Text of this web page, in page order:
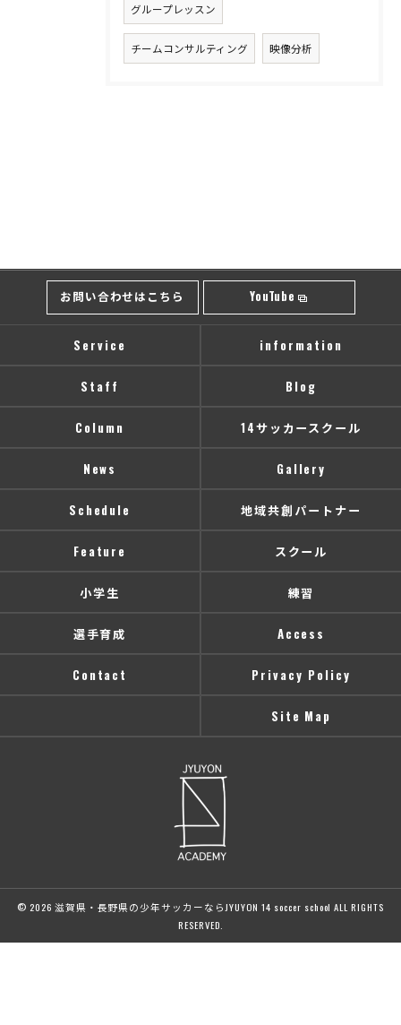
グループレッスン
チームコンサルティング 映像分析
お問い合わせはこちら YouTube
Service information
Staff Blog
Column 14サッカースクール
News Gallery
Schedule 地域共創パートナー
Feature スクール
小学生 練習
選手育成 Access
Contact Privacy Policy
Site Map
© 2026 滋賀県・長野県の少年サッカーならJYUYON 14 soccer school ALL RIGHTS
RESERVED.